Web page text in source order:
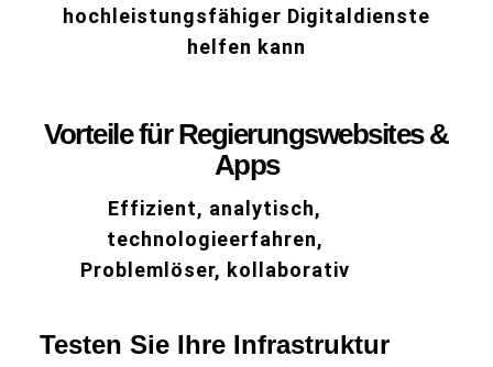
hochleistungsfähiger Digitaldienste
helfen kann
Vorteile für Regierungswebsites &
Apps
Effizient, analytisch,
technologieerfahren,
Problemlöser, kollaborativ
Testen Sie Ihre Infrastruktur